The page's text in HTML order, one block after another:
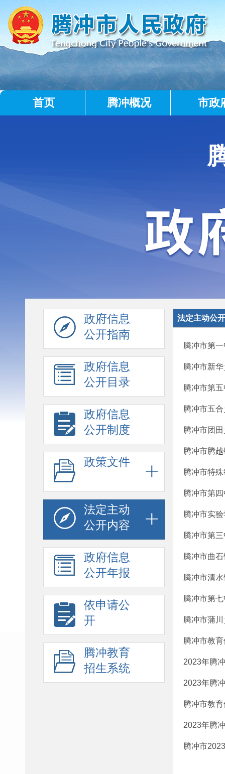
首页 腾冲概况 市政
政府信息
公开指南
政府信息
公开目录
政府信息
公开制度
政策文件
法定主动
公开内容
政府信息
公开年报
依申请公
开
腾冲教育
招生系统
法定主动公
腾冲市第
腾冲市新
腾冲市第
腾冲市五
腾冲市团
腾冲市腾
腾冲市特
腾冲市第
腾冲市实
腾冲市第
腾冲市曲
腾冲市清
腾冲市第
腾冲市蒲
腾冲市教
2023年腾
2023年腾
腾冲市教
2023年腾
腾冲市